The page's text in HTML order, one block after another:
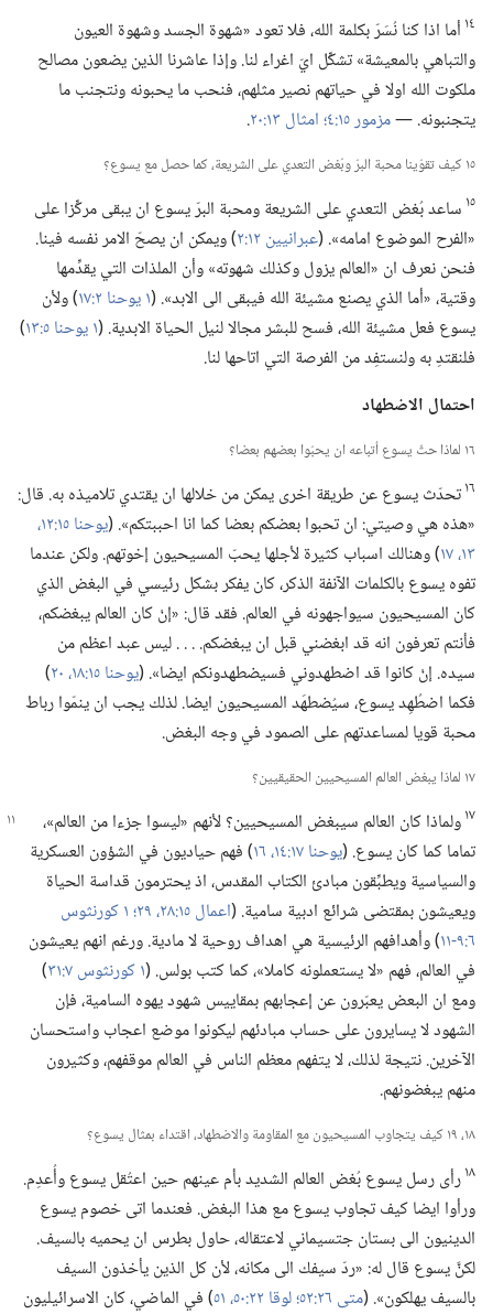
١٤ أما اذا كنا نُسَرّ بكلمة الله،‏ فلا تعود «شهوة الجسد وشهوة العيون
والتباهي بالمعيشة» تشكِّل ايّ اغراء لنا.‏ وإذا عاشرنا الذين يضعون مصالح
ملكوت الله اولا في حياتهم نصير مثلهم،‏ فنحب ما يحبونه ونتجنب ما
يتجنبونه.‏ —‏مزمور ١٥:‏٤؛‏ امثال ١٣:‏٢٠ ‏.‏
١٥ كيف تقوّينا محبة البرّ وبُغض التعدي على الشريعة،‏ كما حصل مع يسوع؟‏
١٥ ساعد بُغض التعدي على الشريعة ومحبة البرّ يسوع ان يبقى مركِّزا على
«الفرح الموضوع امامه».‏ (‏عبرانيين ١٢:‏٢
‏)‏ ويمكن ان يصحّ الامر نفسه فينا.‏
فنحن نعرف ان «العالم يزول وكذلك شهوته» وأن الملذات التي يقدِّمها
وقتية،‏ «أما الذي يصنع مشيئة الله فيبقى الى الابد».‏ (‏١ يوحنا ٢:‏١٧
‏)‏ ولأن
يسوع فعل مشيئة الله،‏ فسح للبشر مجالا لنيل الحياة الابدية.‏ (‏١ يوحنا ٥:‏١٣
‏)‏
فلنقتدِ به ولنستفِد من الفرصة التي اتاحها لنا.‏
احتمال الاضطهاد
١٦ لماذا حثّ يسوع أتباعه ان يحبّوا بعضهم بعضا؟‏
١٦تحدّث يسوع عن طريقة اخرى يمكن من خلالها ان يقتدي تلاميذه به.‏ قال:‏
«هذه هي وصيتي:‏ ان تحبوا بعضكم بعضا كما انا احببتكم».‏ (‏
يوحنا ١٥:‏١٢،‏
١٣،‏
‏)‏ وهنالك اسباب كثيرة لأجلها يحبّ المسيحيون إخوتهم.‏ ولكن عندما
تفوه يسوع بالكلمات الآنفة الذكر،‏ كان يفكر بشكل رئيسي في البغض الذي
كان المسيحيون سيواجهونه في العالم.‏ فقد قال:‏ «إنْ كان العالم يبغضكم،‏
فأنتم تعرفون انه قد ابغضني قبل ان يبغضكم.‏ .‏ .‏ .‏ ليس عبد اعظم من
سيده.‏ إنْ كانوا قد اضطهدوني فسيضطهدونكم ايضا».‏ (‏يوحنا ١٥:‏١٨،‏
‏)‏
فكما اضطُهِد يسوع،‏ سيُضطهَد المسيحيون ايضا.‏ لذلك يجب ان ينمّوا رباط
محبة قويا لمساعدتهم على الصمود في وجه البغض.‏
١٧ لماذا يبغض العالم المسيحيين الحقيقيين؟‏
١٧ولماذا كان العالم سيبغض المسيحيين؟‏ لأنهم «ليسوا جزءا من العالم»،‏
تماما كما كان يسوع.‏ (‏يوحنا ١٧:‏١٤،‏
‏)‏ فهم حياديون في الشؤون العسكرية
والسياسية ويطبِّقون مبادئ الكتاب المقدس،‏ اذ يحترمون قداسة الحياة
ويعيشون بمقتضى شرائع ادبية سامية.‏ (‏اعمال ١٥:‏٢٨،‏ ٢٩؛‏
١ كورنثوس
٦:‏٩-‏١١
‏)‏ وأهدافهم الرئيسية هي اهداف روحية لا مادية.‏ ورغم انهم يعيشون
في العالم،‏ فهم «لا يستعملونه كاملا»،‏ كما كتب بولس.‏ (‏١ كورنثوس ٧:‏٣١
‏)‏
ومع ان البعض يعبّرون عن إعجابهم بمقاييس شهود يهوه السامية،‏ فإن
الشهود لا يسايرون على حساب مبادئهم ليكونوا موضع اعجاب واستحسان
الآخرين.‏ نتيجة لذلك،‏ لا يتفهم معظم الناس في العالم موقفهم،‏ وكثيرون
منهم يبغضونهم.‏
١٨،‏ ١٩ كيف يتجاوب المسيحيون مع المقاومة والاضطهاد،‏ اقتداء بمثال يسوع؟‏
١٨رأى رسل يسوع بُغض العالم الشديد بأم عينهم حين اعتُقل يسوع وأُعدِم.‏
ورأوا ايضا كيف تجاوب يسوع مع هذا البغض.‏ فعندما اتى خصوم يسوع
الدينيون الى بستان جتسيماني لاعتقاله،‏ حاول بطرس ان يحميه بالسيف.‏
لكنَّ يسوع قال له:‏ «ردّ سيفك الى مكانه،‏ لأن كل الذين يأخذون السيف
بالسيف يهلكون».‏ (‏متى ٢٦:‏٥٢؛‏ لوقا ٢٢:‏٥٠،‏ ٥١ ‏)‏ في الماضي،‏ كان الاسرائيليون